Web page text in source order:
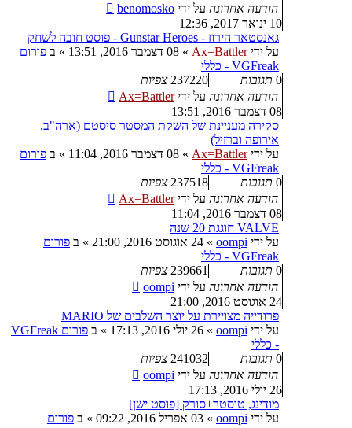
הודעה אחרונה על ידי benomosko
10 ינואר 2017, 12:36
גאנסטאר הירוז - Gunstar Heroes - פוסט חובה לשחק
על ידיAx=Battler
» 08 דצמבר 2016, 13:51 » ב פורום
VGFreak - כללי
0 תגובות 237220 צפיות
הודעה אחרונה על ידיAx=Battler
08 דצמבר 2016, 13:51
סקירה מעניינת של השקת המסטר סיסטם (ארה"ב,
אירופה וברזיל)
על ידיAx=Battler
» 08 דצמבר 2016, 11:04 » ב פורום
VGFreak - כללי
0 תגובות 237518 צפיות
הודעה אחרונה על ידיAx=Battler
08 דצמבר 2016, 11:04
VALVE חוגגת 20 שנה
על ידי oompi
» 24 אוגוסט 2016, 21:00 » ב פורום
VGFreak - כללי
0 תגובות 239661 צפיות
הודעה אחרונה על ידי oompi
24 אוגוסט 2016, 21:00
פרודייה מצויירת על יוצר השלבים של MARIO
על ידי oompi
» 26 יולי 2016, 17:13 » ב
פורום VGFreak
- כללי
0 תגובות 241032 צפיות
הודעה אחרונה על ידי oompi
26 יולי 2016, 17:13
מודינג, טוסטר+סורק [פוסט ישן]
על ידי oompi
» 03 אפריל 2016, 09:22 » ב פורום